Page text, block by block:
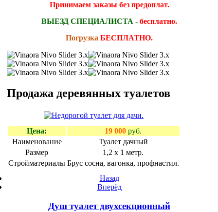
Принимаем заказы без предоплат.
ВЫЕЗД СПЕЦИАЛИСТА - бесплатно.
Погрузка БЕСПЛАТНО.
Продажа деревянных туалетов
Цена: 19 000 руб.
Наименование
Туалет дачный
Размер
1,2 х 1 метр.
Стройматериалы Брус сосна, вагонка, профнастил.
Назад
Вперёд
Душ туалет двухсекционный